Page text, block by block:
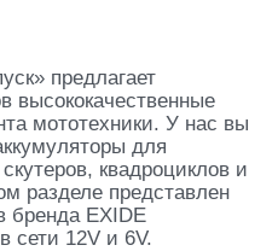
предлагает
высококачественные
мототехники. У нас вы
для
квадроциклов и
разделе представлен
бренда EXIDE
сети 12V и 6V.